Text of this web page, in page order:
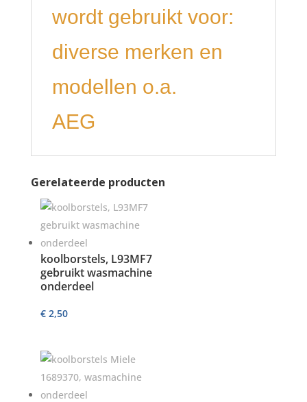
wordt gebruikt voor:
diverse merken en
modellen o.a.
AEG
Gerelateerde producten
koolborstels, L93MF7
gebruikt wasmachine
onderdeel
€2,50